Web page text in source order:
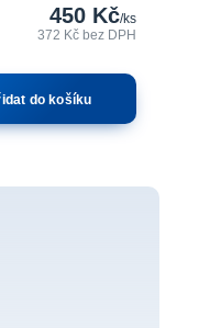
450 Kč/ks
372 Kčbez DPH
do košíku